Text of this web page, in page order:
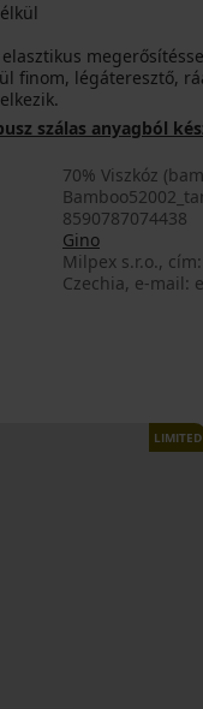
finom, légáteresztő,
szálas anyagból
70% Viszkóz
8590787074438
Gino
Milpex s.r.o.,
Czechia, e-mail:
LIMITED